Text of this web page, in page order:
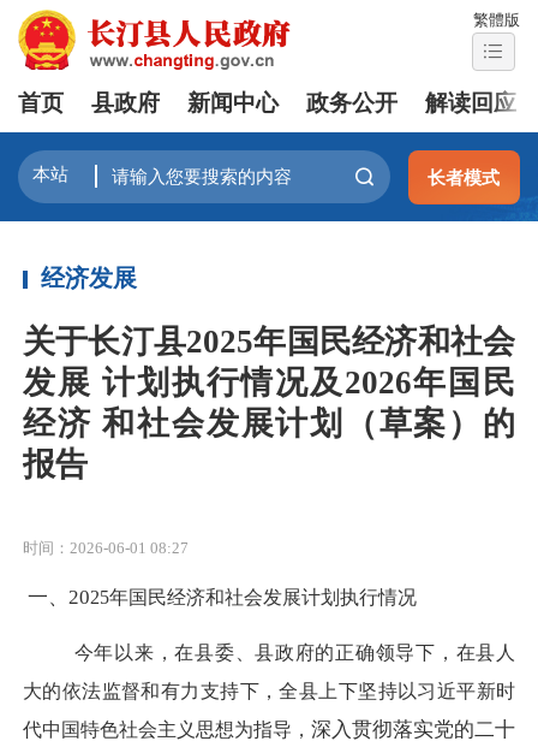
繁體版
首页 县政府 新闻中心 政务公开 解读回应
长者模式
经济发展
关于长汀县2025年国民经济和社会
发展 计划执行情况及2026年国民
经济 和社会发展计划（草案）的
报告
时间：2026-06-01 08:27
一、 2025年国民经济和社会发展计划执行情况
今年以来，在县委、县政府的正确领导下，在县人
大的依法监督和有力支持下，全县上下坚持以习近平新时
代中国特色社会主义思想为指导， 深入贯彻落实党的二十